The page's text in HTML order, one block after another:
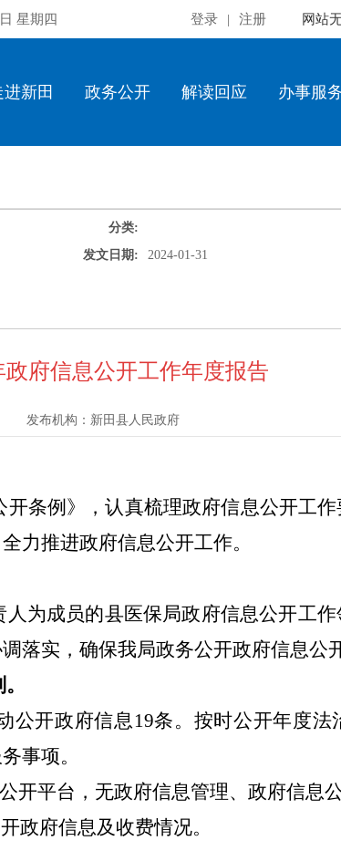
星期四 网站
登录 | 注册
进新田 政务公开 解读回应 办事服
分类:
发文日期:
2024-01-31
府信息公开工作年度报告
发布机构： 新田县人民政府
条例》，认真梳理政府信息公开工
力推进政府信息公开工作。
为成员的县医保局政府信息公开工
调落实，确保我局政务公开政府信
公开政府信息19条。按时公开年度法
事项。
平台，无政府信息管理、政府信息
开政府信息及收费情况。